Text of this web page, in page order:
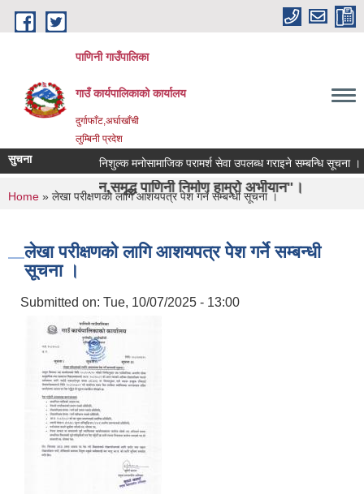
Skip to main content
पाणिनी गाउँपालिका
गाउँ कार्यपालिकाको कार्यालय
दुर्गाफाँट,अर्घाखाँची
लुम्बिनी प्रदेश
पाणिनी निर्माण हाम्रो अभीयान"।
सुचना निशुल्क मनोसामाजिक परामर्श सेवा उपलब्ध गराइने सम्बन्धि सूचना ।
You are here
Home » लेखा परीक्षणको लागि आशयपत्र पेश गर्ने सम्बन्धी सूचना ।
लेखा परीक्षणको लागि आशयपत्र पेश गर्ने सम्बन्धी
सूचना ।
Submitted on: Tue, 10/07/2025 - 13:00